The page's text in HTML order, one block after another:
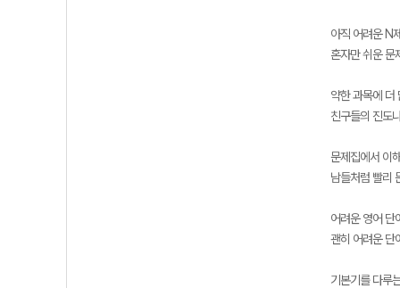
아직 어려운 N
혼자만 쉬운 문
약한 과목에 더
친구들의 진도
문제집에서 이
남들처럼 빨리
어려운 영어 단
괜히 어려운 단
기본기를 다루